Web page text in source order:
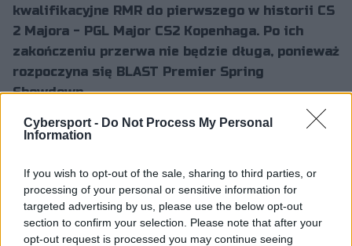
Cybersport - Do Not Process My Personal
Information
If you wish to opt-out of the sale, sharing to third parties, or
processing of your personal or sensitive information for
targeted advertising by us, please use the below opt-out
section to confirm your selection. Please note that after your
opt-out request is processed you may continue seeing
kwalifikacyjne RMR do pierwszego w historii CS
2 Majora - PGL Major CS2 Kopenhaga. Po ich
zakończeniu przerwa nie będzie długa, ponieważ
rozpoczyna się BLAST Premier Spring
Showdown.
polskiej transmisji prestiżowej serii BLAST Premier.
Począwszy od etapu BLAST Premier Showdown Spring
transmisję tego turnieju będzie można oglądać na
kanałach Piotra "izaka" Skowyrskiego.